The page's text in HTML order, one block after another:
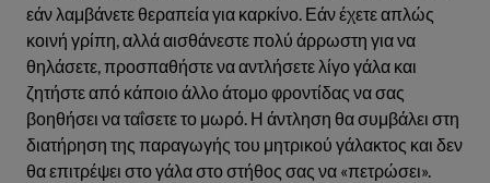
εάν λαμβάνετε θεραπεία για καρκίνο. Εάν έχετε απλώς
κοινή γρίπη, αλλά αισθάνεστε πολύ άρρωστη για να
θηλάσετε, προσπαθήστε να αντλήσετε λίγο γάλα και
ζητήστε από κάποιο άλλο άτομο φροντίδας να σας
βοηθήσει να ταΐσετε το μωρό. Η άντληση θα συμβάλει στη
διατήρηση της παραγωγής του μητρικού γάλακτος και δεν
θα επιτρέψει στο γάλα στο στήθος σας να «πετρώσει».